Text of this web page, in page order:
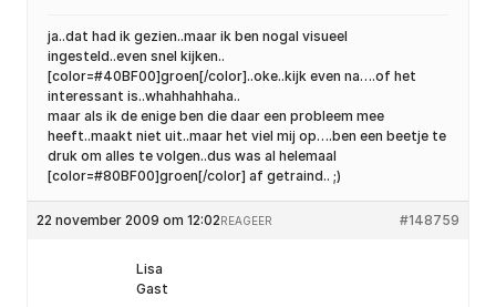
ja..dat had ik gezien..maar ik ben nogal visueel
ingesteld..even snel kijken..
[color=#40BF00]groen[/color]..oke..kijk even na….of het
interessant is..whahhahhaha..
maar als ik de enige ben die daar een probleem mee
heeft..maakt niet uit..maar het viel mij op….ben een beetje te
druk om alles te volgen..dus was al helemaal
[color=#80BF00]groen[/color] af getraind.. ;)
22 november 2009 om 12:02 #148759
REAGEER
Lisa
Gast